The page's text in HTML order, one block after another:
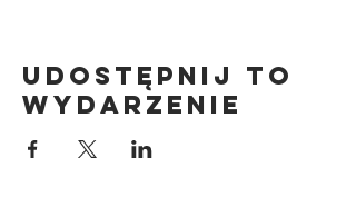
Udostępnij to
wydarzenie